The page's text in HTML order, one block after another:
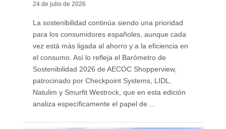
24 de julio de 2026
La sostenibilidad continúa siendo una prioridad
para los consumidores españoles, aunque cada
vez está más ligada al ahorro y a la eficiencia en
el consumo. Así lo refleja el Barómetro de
Sostenibilidad 2026 de AECOC Shopperview,
patrocinado por Checkpoint Systems, LIDL,
Natulim y Smurfit Westrock, que en esta edición
analiza específicamente el papel de ...